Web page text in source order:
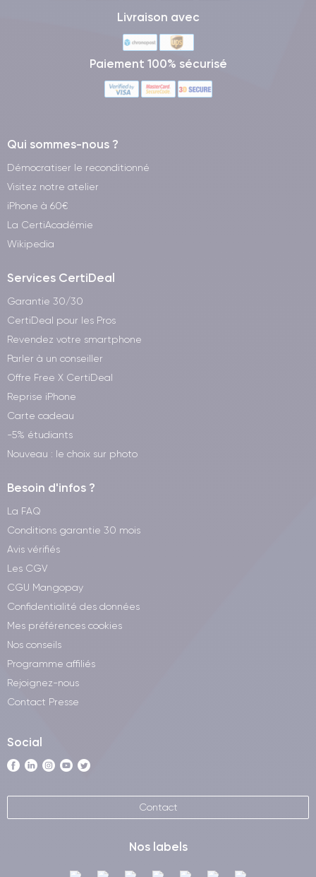
Livraison avec
Paiement 100% sécurisé
Qui sommes-nous ?
Démocratiser le reconditionné
Visitez notre atelier
iPhone à 60€
La CertiAcadémie
Wikipedia
Services CertiDeal
Garantie 30/30
CertiDeal pour les Pros
Revendez votre smartphone
Parler à un conseiller
Offre Free X CertiDeal
Reprise iPhone
Carte cadeau
-5% étudiants
Nouveau : le choix sur photo
Besoin d'infos ?
La FAQ
Conditions garantie 30 mois
Avis vérifiés
Les CGV
CGU Mangopay
Confidentialité des données
Mes préférences cookies
Nos conseils
Programme affiliés
Rejoignez-nous
Contact Presse
Social
Contact
Nos labels